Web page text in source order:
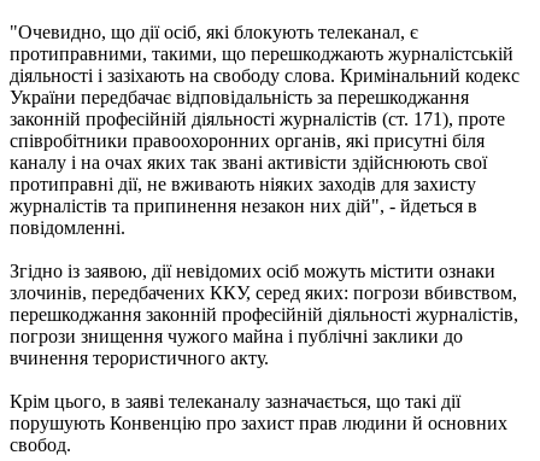
"Очевидно, що дії осіб, які блокують телеканал, є
протиправними, такими, що перешкоджають журналістській
діяльності і зазіхають на свободу слова. Кримінальний кодекс
України передбачає відповідальність за перешкоджання
законній професійній діяльності журналістів (ст. 171), проте
співробітники правоохоронних органів, які присутні біля
каналу і на очах яких так звані активісти здійснюють свої
протиправні дії, не вживають ніяких заходів для захисту
журналістів та припинення незакон них дій", - йдеться в
повідомленні.
Згідно із заявою, дії невідомих осіб можуть містити ознаки
злочинів, передбачених ККУ, серед яких: погрози вбивством,
перешкоджання законній професійній діяльності журналістів,
погрози знищення чужого майна і публічні заклики до
вчинення терористичного акту.
Крім цього, в заяві телеканалу зазначається, що такі дії
порушують Конвенцію про захист прав людини й основних
свобод.